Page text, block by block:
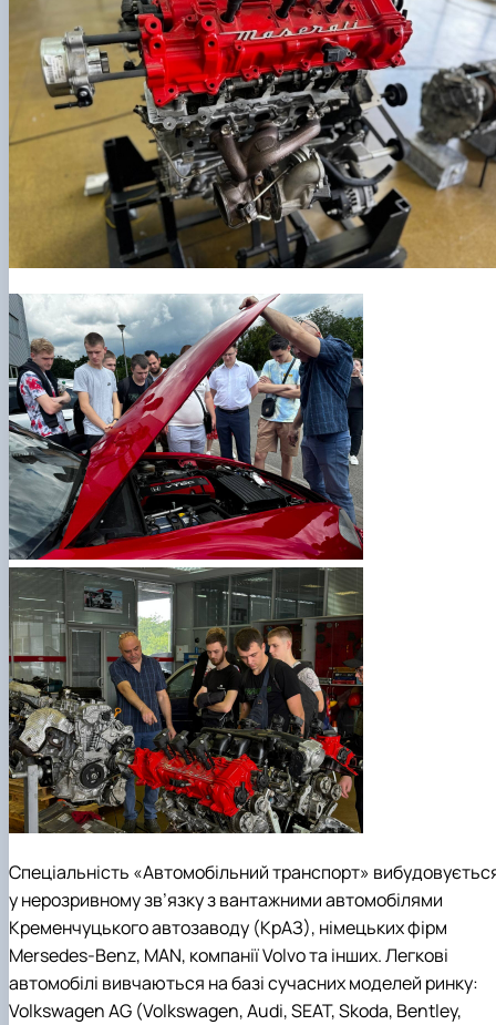
Спеціальність «Автомобільний транспорт»
у нерозривному зв’язку з вантажними автомобілями
Кременчуцького автозаводу (КрАЗ), німецьких фірм
Mersedes-Benz, MAN, компанії Volvo та інших. Легкові
автомобілі вивчаються на базі сучасних моделей ринку:
Volkswagen AG (Volkswagen, Audi, SEAT, Skoda, Bentley,